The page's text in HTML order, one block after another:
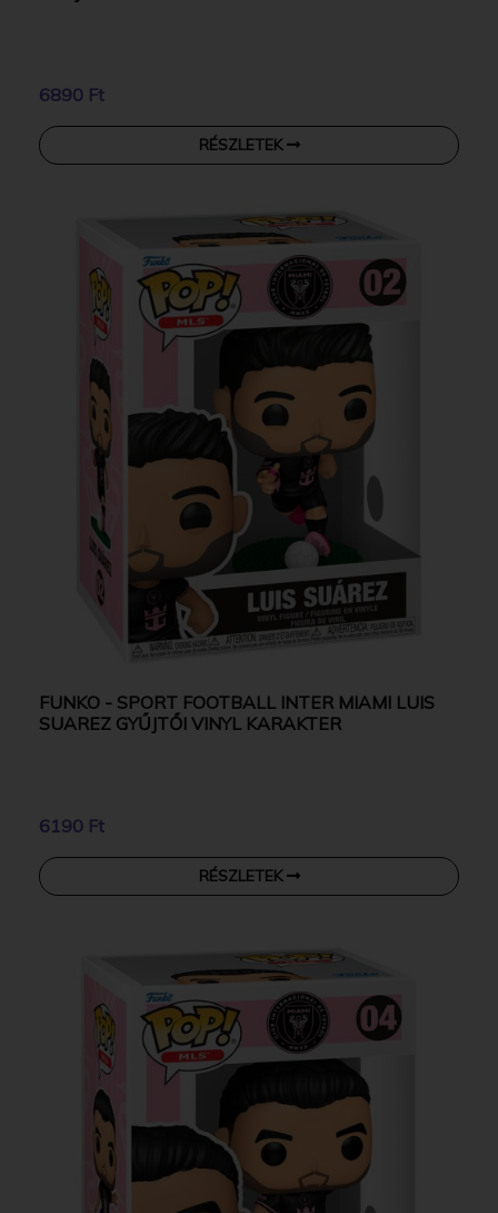
6890 Ft
RÉSZLETEK
FUNKO - SPORT FOOTBALL INTER MIAMI LUIS
SUAREZ GYŰJTŐI VINYL KARAKTER
6190 Ft
RÉSZLETEK